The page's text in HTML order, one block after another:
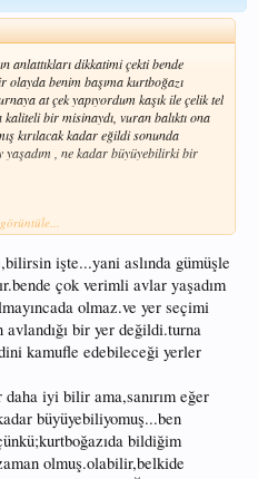
anlattıkları dikkatimi çekti bende
benim başıma kurtboğazı
at çek yapıyordum kaşık ile çelik tel
kaliteli bir misinaydı, vuran balıktı ona
kırılacak kadar eğildi sonunda
yaşadım , ne kadar büyüyebilirki bir
almıştık birde motor , canlı yem ile
işte...yani aslında gümüşle
çok verimli avlar yaşadım
olmaz.ve yer seçimi
avlandığı bir yer değildi.turna
kamufle edebileceği yerler
iyi bilir ama,sanırım eğer
büyüyebiliyomuş...ben
bildiğim
olmuş.olabilir,belkide